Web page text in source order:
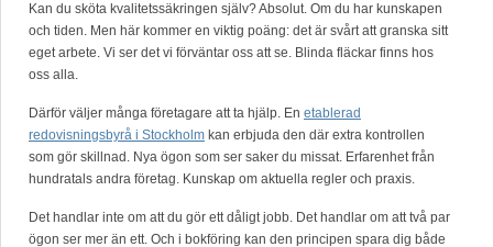
Kan du sköta kvalitetssäkringen själv? Absolut. Om du har kunskapen
och tiden. Men här kommer en viktig poäng: det är svårt att granska sitt
eget arbete. Vi ser det vi förväntar oss att se. Blinda fläckar finns hos
oss alla.
Därför väljer många företagare att ta hjälp. En etablerad
redovisningsbyrå i Stockholm kan erbjuda den där extra kontrollen
som gör skillnad. Nya ögon som ser saker du missat. Erfarenhet från
hundratals andra företag. Kunskap om aktuella regler och praxis.
Det handlar inte om att du gör ett dåligt jobb. Det handlar om att två par
ögon ser mer än ett. Och i bokföring kan den principen spara dig både